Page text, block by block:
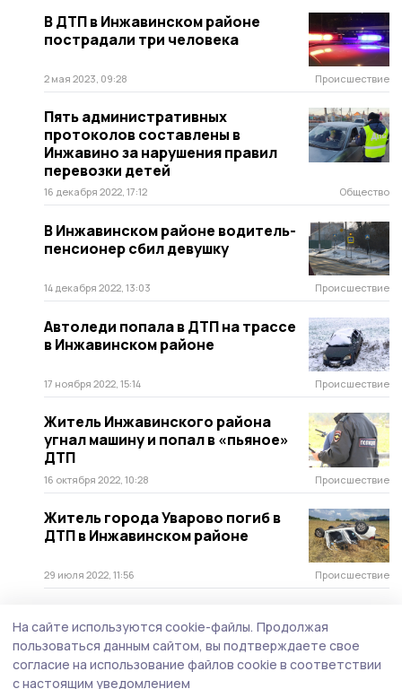
В ДТП в Инжавинском районе
пострадали три человека
2 мая 2023, 09:28 Происшествие
Пять административных
протоколов составлены в
Инжавино за нарушения правил
перевозки детей
16 декабря 2022, 17:12 Общество
В Инжавинском районе водитель-
пенсионер сбил девушку
14 декабря 2022, 13:03 Происшествие
Автоледи попала в ДТП на трассе
в Инжавинском районе
17 ноября 2022, 15:14 Происшествие
Житель Инжавинского района
угнал машину и попал в «пьяное»
ДТП
16 октября 2022, 10:28 Происшествие
Житель города Уварово погиб в
ДТП в Инжавинском районе
29 июля 2022, 11:56 Происшествие
Инжавинском районе
16 июля 2022, 20:22 Происшествие
На сайте используются cookie-файлы. Продолжая
пользоваться данным сайтом, вы подтверждаете свое
согласие на использование файлов cookie в соответствии
с настоящим уведомлением